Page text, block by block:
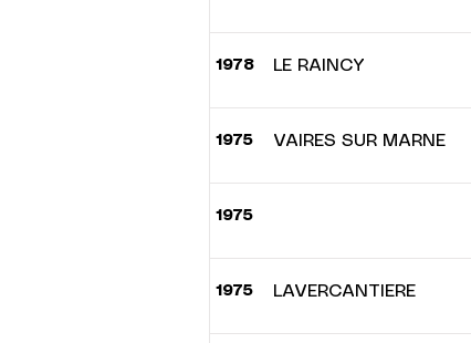
1978 LE RAINCY
1975 VAIRES SUR MARNE
1975
1975 LAVERCANTIERE